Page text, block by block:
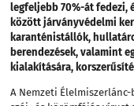
legfeljebb 70%-át fedezi,
között járványvédelmi
karanténistállók,
berendezések, valamint
kialakítására,
A Nemzeti